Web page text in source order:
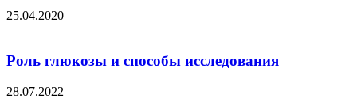
25.04.2020
Роль глюкозы и способы исследования
28.07.2022